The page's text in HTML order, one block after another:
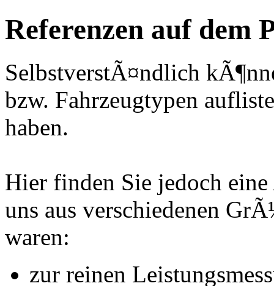
Referenzen auf dem
SelbstverstÃ¤ndlich
bzw. Fahrzeugtypen
haben.
Hier finden Sie jedoch
uns aus verschiedenen
waren:
zur reinen